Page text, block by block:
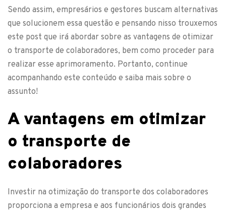
Sendo assim, empresários e gestores buscam alternativas
que solucionem essa questão e pensando nisso trouxemos
este post que irá abordar sobre as vantagens de otimizar
o transporte de colaboradores, bem como proceder para
realizar esse aprimoramento. Portanto, continue
acompanhando este conteúdo e saiba mais sobre o
assunto!
A vantagens em otimizar
o transporte de
colaboradores
Investir na otimização do transporte dos colaboradores
proporciona a empresa e aos funcionários dois grandes